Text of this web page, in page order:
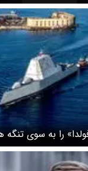
را به سوی تنگه